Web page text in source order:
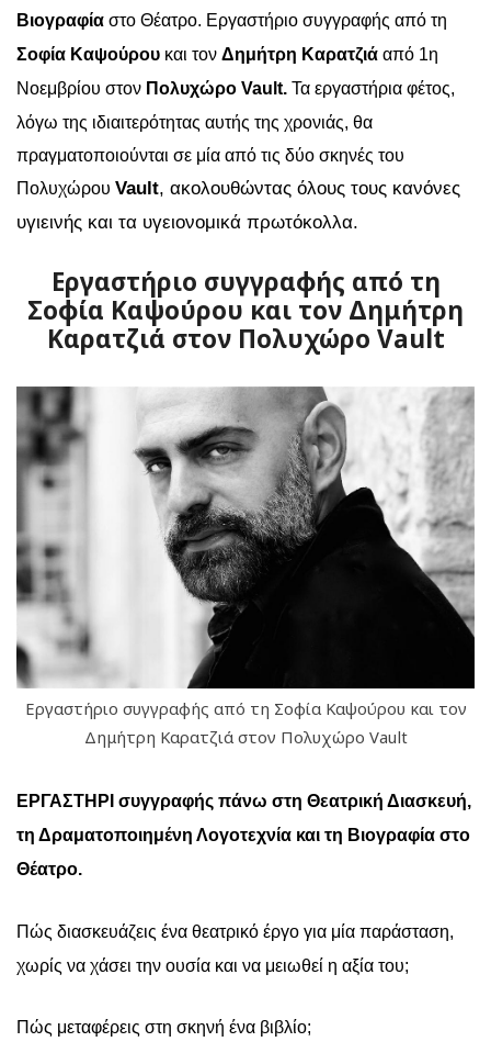
Βιογραφία στο Θέατρο. Εργαστήριο συγγραφής από τη
Σοφία Καψούρου και τον Δημήτρη Καρατζιά από 1η
Νοεμβρίου στον Πολυχώρο Vault. Τα εργαστήρια φέτος,
λόγω της ιδιαιτερότητας αυτής της χρονιάς, θα
πραγματοποιούνται σε μία από τις δύο σκηνές του
Πολυχώρου Vault, ακολουθώντας όλους τους κανόνες
υγιεινής και τα υγειονομικά πρωτόκολλα.
Εργαστήριο συγγραφής από τη
Σοφία Καψούρου και τον Δημήτρη
Καρατζιά στον Πολυχώρο Vault
Εργαστήριο συγγραφής από τη Σοφία Καψούρου και τον
Δημήτρη Καρατζιά στον Πολυχώρο Vault
ΕΡΓΑΣΤΗΡΙ συγγραφής πάνω στη Θεατρική Διασκευή,
τη Δραματοποιημένη Λογοτεχνία και τη Βιογραφία στο
Θέατρο.
Πώς διασκευάζεις ένα θεατρικό έργο για μία παράσταση,
χωρίς να χάσει την ουσία και να μειωθεί η αξία του;
Πώς μεταφέρεις στη σκηνή ένα βιβλίο;